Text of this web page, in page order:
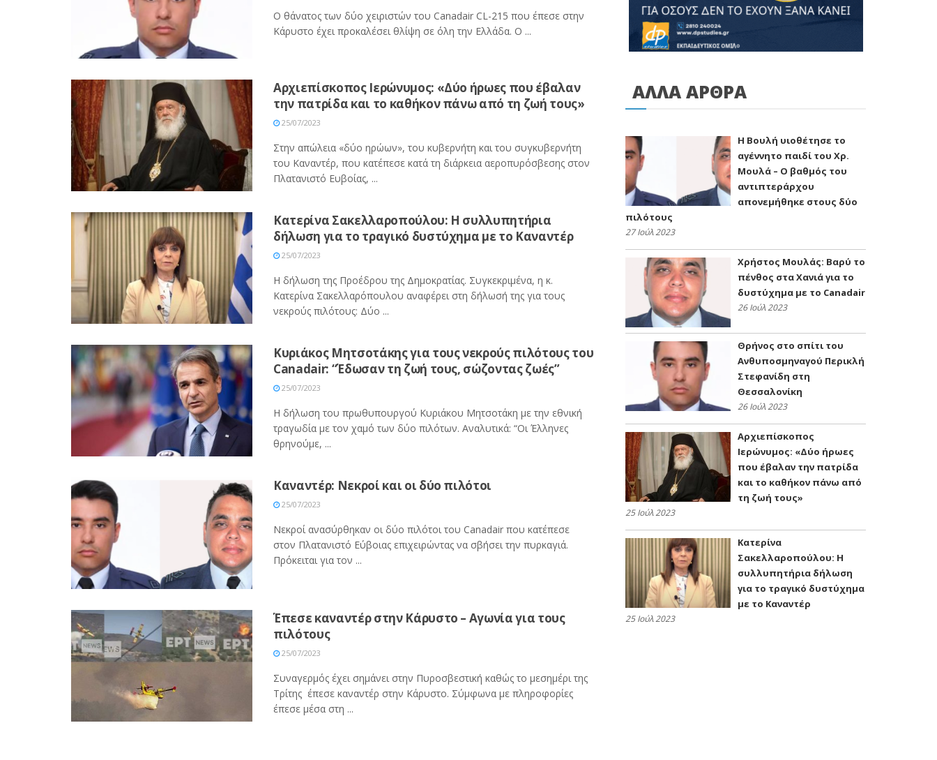
Ο θάνατος των δύο χειριστών του Canadair CL-215 που έπεσε στην
Κάρυστο έχει προκαλέσει θλίψη σε όλη την Ελλάδα. Ο ...
Αρχιεπίσκοπος Ιερώνυμος: «Δύο ήρωες που έβαλαν
την πατρίδα και το καθήκον πάνω από τη ζωή τους»
25/07/2023
Στην απώλεια «δύο ηρώων», του κυβερνήτη και του συγκυβερνήτη
του Καναντέρ, που κατέπεσε κατά τη διάρκεια αεροπυρόσβεσης στον
Πλατανιστό Ευβοίας, ...
Kατερίνα Σακελλαροπούλου: Η συλλυπητήρια
δήλωση για το τραγικό δυστύχημα με το Καναντέρ
25/07/2023
Η δήλωση της Προέδρου της Δημοκρατίας. Συγκεκριμένα, η κ.
Κατερίνα Σακελλαρόπουλου αναφέρει στη δήλωσή της για τους
νεκρούς πιλότους: Δύο ...
Kυριάκος Μητσοτάκης για τους νεκρούς πιλότους του
Canadair: “Έδωσαν τη ζωή τους, σώζοντας ζωές”
25/07/2023
Η δήλωση του πρωθυπουργού Κυριάκου Μητσοτάκη με την εθνική
τραγωδία με τον χαμό των δύο πιλότων. Αναλυτικά: “Οι Έλληνες
θρηνούμε, ...
Καναντέρ: Νεκροί και οι δύο πιλότοι
25/07/2023
Νεκροί ανασύρθηκαν οι δύο πιλότοι του Canadair που κατέπεσε
στον Πλατανιστό Εύβοιας επιχειρώντας να σβήσει την πυρκαγιά.
Πρόκειται για τον ...
Έπεσε καναντέρ στην Κάρυστο – Αγωνία για τους
πιλότους
25/07/2023
Συναγερμός έχει σημάνει στην Πυροσβεστική καθώς το μεσημέρι της
Τρίτης έπεσε καναντέρ στην Κάρυστο. Σύμφωνα με πληροφορίες
έπεσε μέσα στη ...
ΑΛΛΑ ΑΡΘΡΑ
Η Βουλή υιοθέτησε το
αγέννητο παιδί του Χρ.
Μουλά – Ο βαθμός του
αντιπτεράρχου
απονεμήθηκε στους δύο
πιλότους
27 Ιούλ 2023
Χρήστος Μουλάς: Βαρύ το
πένθος στα Χανιά για το
δυστύχημα με το Canadair
26 Ιούλ 2023
Θρήνος στο σπίτι του
Ανθυποσμηναγού Περικλή
Στεφανίδη στη
Θεσσαλονίκη
26 Ιούλ 2023
Αρχιεπίσκοπος
Ιερώνυμος: «Δύο ήρωες
που έβαλαν την πατρίδα
και το καθήκον πάνω από
τη ζωή τους»
25 Ιούλ 2023
Kατερίνα
Σακελλαροπούλου: Η
συλλυπητήρια δήλωση
για το τραγικό δυστύχημα
με το Καναντέρ
25 Ιούλ 2023